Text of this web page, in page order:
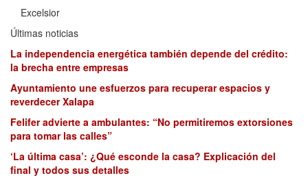
Excelsior
Últimas noticias
La independencia energética también depende del crédito:
la brecha entre empresas
Ayuntamiento une esfuerzos para recuperar espacios y
reverdecer Xalapa
Felifer advierte a ambulantes: “No permitiremos extorsiones
para tomar las calles”
‘La última casa’: ¿Qué esconde la casa? Explicación del
final y todos sus detalles